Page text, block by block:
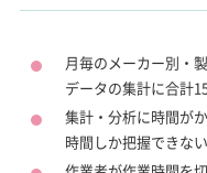
月毎のメーカー別・
データの集計に合計
集計・分析に時間が
時間しか把握できない